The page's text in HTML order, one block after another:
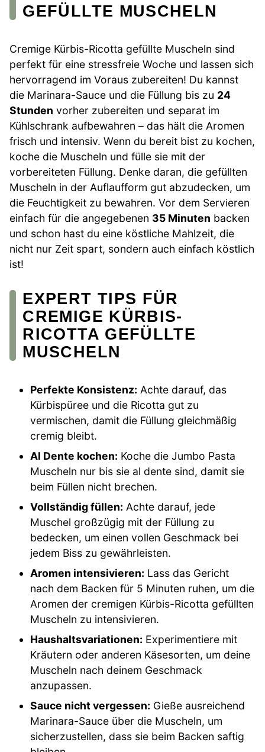
GEFÜLLTE MUSCHELN
Cremige Kürbis-Ricotta gefüllte Muscheln sind
perfekt für eine stressfreie Woche und lassen sich
hervorragend im Voraus zubereiten! Du kannst
die Marinara-Sauce und die Füllung bis zu 24
Stunden vorher zubereiten und separat im
Kühlschrank aufbewahren – das hält die Aromen
frisch und intensiv. Wenn du bereit bist zu kochen,
koche die Muscheln und fülle sie mit der
vorbereiteten Füllung. Denke daran, die gefüllten
Muscheln in der Auflaufform gut abzudecken, um
die Feuchtigkeit zu bewahren. Vor dem Servieren
einfach für die angegebenen 35 Minuten backen
und schon hast du eine köstliche Mahlzeit, die
nicht nur Zeit spart, sondern auch einfach köstlich
ist!
EXPERT TIPS FÜR
CREMIGE KÜRBIS-
RICOTTA GEFÜLLTE
MUSCHELN
Perfekte Konsistenz: Achte darauf, das
Kürbispüree und die Ricotta gut zu
vermischen, damit die Füllung gleichmäßig
cremig bleibt.
Al Dente kochen: Koche die Jumbo Pasta
Muscheln nur bis sie al dente sind, damit sie
beim Füllen nicht brechen.
Vollständig füllen: Achte darauf, jede
Muschel großzügig mit der Füllung zu
bedecken, um einen vollen Geschmack bei
jedem Biss zu gewährleisten.
Aromen intensivieren: Lass das Gericht
nach dem Backen für 5 Minuten ruhen, um die
Aromen der cremigen Kürbis-Ricotta gefüllten
Muscheln zu intensivieren.
Haushaltsvariationen: Experimentiere mit
Kräutern oder anderen Käsesorten, um deine
Muscheln nach deinem Geschmack
anzupassen.
Sauce nicht vergessen: Gieße ausreichend
Marinara-Sauce über die Muscheln, um
sicherzustellen, dass sie beim Backen saftig